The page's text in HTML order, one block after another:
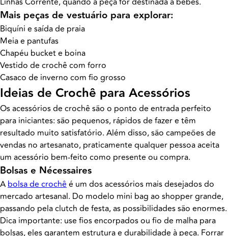
Mais peças de vestuário para explorar:
Biquíni e saída de praia
Meia e pantufas
Chapéu bucket e boina
Vestido de crochê com forro
Casaco de inverno com fio grosso
Ideias de Crochê para Acessórios
Os acessórios de crochê são o ponto de entrada perfeito
para iniciantes: são pequenos, rápidos de fazer e têm
resultado muito satisfatório. Além disso, são campeões de
vendas no artesanato, praticamente qualquer pessoa aceita
um acessório bem-feito como presente ou compra.
Bolsas e Nécessaires
Abolsa de crochêé um dos acessórios mais desejados do
mercado artesanal. Do modelo mini bag ao shopper grande,
passando pela clutch de festa, as possibilidades são enormes.
Dica importante: use fios encorpados ou fio de malha para
bolsas, eles garantem estrutura e durabilidade à peça. Forrar